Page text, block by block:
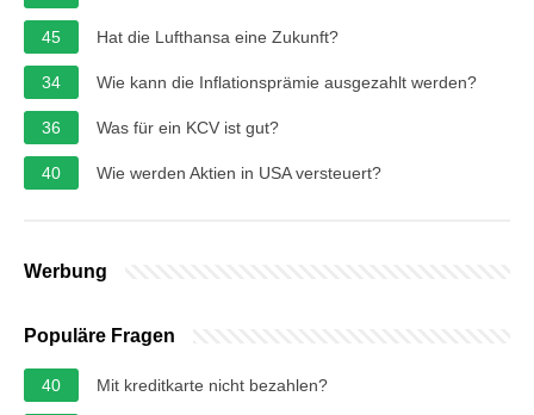
45 Hat die Lufthansa eine Zukunft?
34 Wie kann die Inflationsprämie ausgezahlt werden?
36 Was für ein KCV ist gut?
40 Wie werden Aktien in USA versteuert?
Werbung
Populäre Fragen
40 Mit kreditkarte nicht bezahlen?